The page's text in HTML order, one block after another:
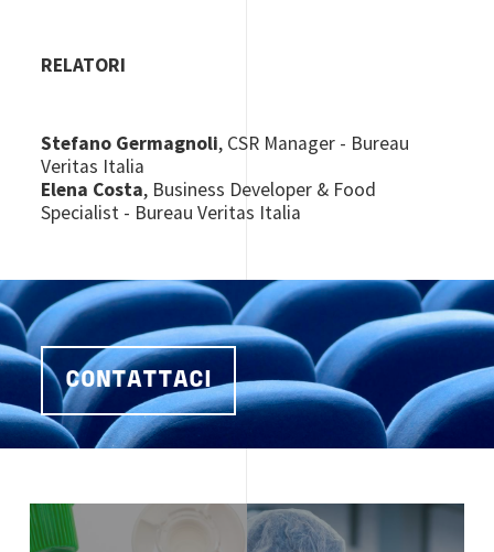
RELATORI
Stefano Germagnoli, CSR Manager - Bureau
Veritas Italia
Elena Costa, Business Developer & Food
Specialist - Bureau Veritas Italia
CONTATTACI
Image Image